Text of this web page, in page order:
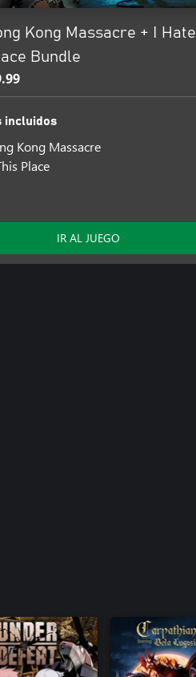
Kong Massacre + I Hate
Bundle
incluidos
Kong Massacre
Place
IR AL JUEGO